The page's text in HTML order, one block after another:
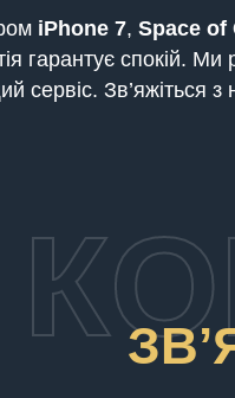
iPhone 7, Space of
гарантує спокій.
Зв’яжіться